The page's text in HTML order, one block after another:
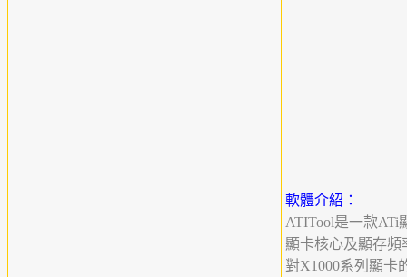
軟體介紹：
ATITool是一款ATi
顯卡核心及顯存
對X1000系列顯卡